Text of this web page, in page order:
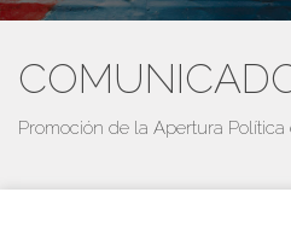
Promoción de la Apertura Política